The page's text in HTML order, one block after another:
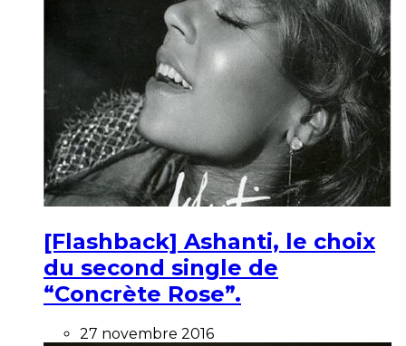
[Flashback] Ashanti, le choix
du second single de
“Concrète Rose”.
27 novembre 2016